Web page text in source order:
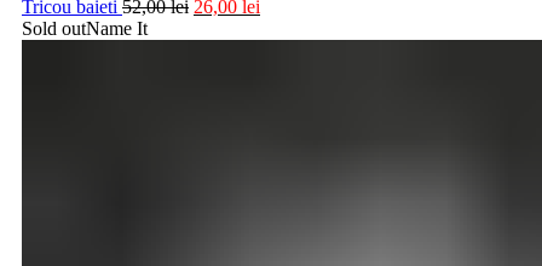
Tricou baieti 52,00lei 26,00 lei
Sold outName It